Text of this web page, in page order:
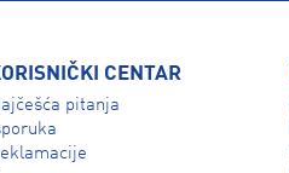
CENTAR
pitanja